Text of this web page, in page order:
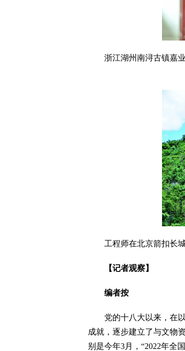
浙江湖州南浔古镇嘉业
工程师在北京箭扣长城
【记者观察】
编者按
党的十八大以来，在以
成就，逐步建立了与文物
别是今年3月，“2022年全